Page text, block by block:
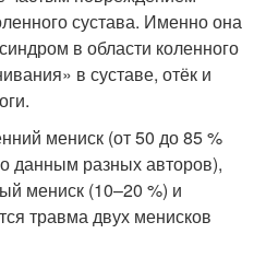
сустава. Именно она
в области коленного
в суставе, отёк и
мениск (от 50 до 85 %
данным разных авторов),
мениск (10–20 %) и
травма двух менисков